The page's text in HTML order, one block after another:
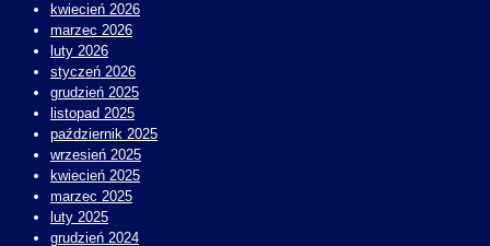
kwiecień 2026
marzec 2026
luty 2026
styczeń 2026
grudzień 2025
listopad 2025
październik 2025
wrzesień 2025
kwiecień 2025
marzec 2025
luty 2025
grudzień 2024